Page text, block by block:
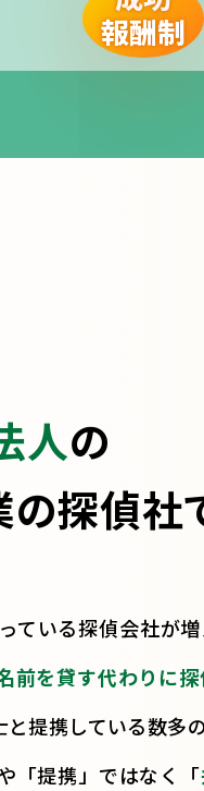
報酬制
人の
の探偵社
ている探偵会社が
前を貸す代わりに
と提携している数多
「提携」ではなく「